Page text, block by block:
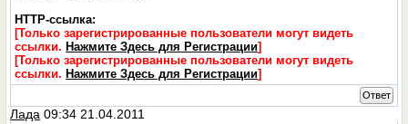
HTTP-ссылка:
[Только зарегистрированные пользователи могут видеть
ссылки. Нажмите Здесь для Регистрации]
[Только зарегистрированные пользователи могут видеть
ссылки. Нажмите Здесь для Регистрации]
Ответ
Лада 09:34 21.04.2011